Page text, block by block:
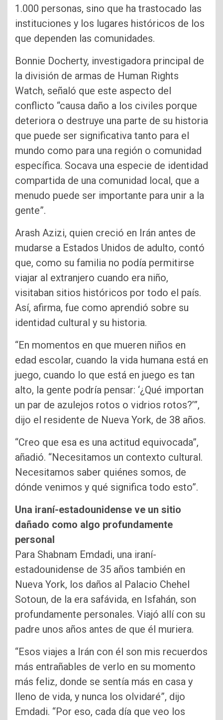
1.000 personas, sino que ha trastocado las
instituciones y los lugares históricos de los
que dependen las comunidades.
Bonnie Docherty, investigadora principal de
la división de armas de Human Rights
Watch, señaló que este aspecto del
conflicto “causa daño a los civiles porque
deteriora o destruye una parte de su historia
que puede ser significativa tanto para el
mundo como para una región o comunidad
específica. Socava una especie de identidad
compartida de una comunidad local, que a
menudo puede ser importante para unir a la
gente”.
Arash Azizi, quien creció en Irán antes de
mudarse a Estados Unidos de adulto, contó
que, como su familia no podía permitirse
viajar al extranjero cuando era niño,
visitaban sitios históricos por todo el país.
Así, afirma, fue como aprendió sobre su
identidad cultural y su historia.
“En momentos en que mueren niños en
edad escolar, cuando la vida humana está en
juego, cuando lo que está en juego es tan
alto, la gente podría pensar: ‘¿Qué importan
un par de azulejos rotos o vidrios rotos?’”,
dijo el residente de Nueva York, de 38 años.
“Creo que esa es una actitud equivocada”,
añadió. “Necesitamos un contexto cultural.
Necesitamos saber quiénes somos, de
dónde venimos y qué significa todo esto”.
Una iraní-estadounidense ve un sitio
dañado como algo profundamente
personal
Para Shabnam Emdadi, una iraní-
estadounidense de 35 años también en
Nueva York, los daños al Palacio Chehel
Sotoun, de la era safávida, en Isfahán, son
profundamente personales. Viajó allí con su
padre unos años antes de que él muriera.
“Esos viajes a Irán con él son mis recuerdos
más entrañables de verlo en su momento
más feliz, donde se sentía más en casa y
lleno de vida, y nunca los olvidaré”, dijo
Emdadi. “Por eso, cada día que veo los